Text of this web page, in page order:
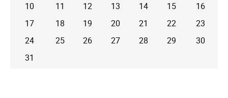
10
11 12 13 14 15
16
17
18 19 20 21 22
23
24
25 26 27 28 29
30
31